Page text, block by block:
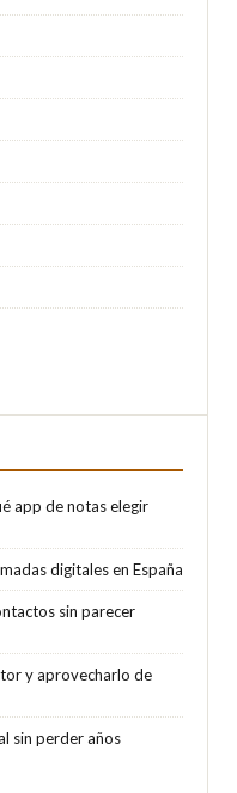
app de notas elegir
digitales en España
sin parecer
y aprovecharlo de
sin perder años